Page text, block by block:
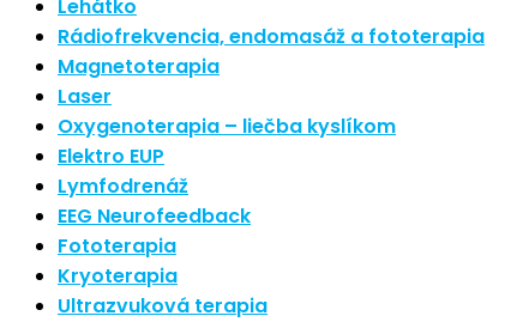
Lehátko
Rádiofrekvencia, endomasáž a fototerapia
Magnetoterapia
Laser
Oxygenoterapia – liečba kyslíkom
Elektro EUP
Lymfodrenáž
EEG Neurofeedback
Fototerapia
Kryoterapia
Ultrazvuková terapia
Nové polarizované svetlo
So psoriázou netreba žiť
Rozšírenie služieb
Hudba a vývoj mozgu
Najnovšie komentáre
Žiadne komentáre na zobrazenie.
Archív